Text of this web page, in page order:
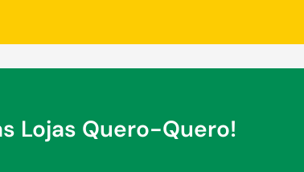
Lojas Quero-Quero!